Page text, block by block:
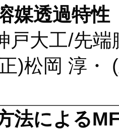
媒透過特性
戸大工/先
)松岡 淳 ・
法による